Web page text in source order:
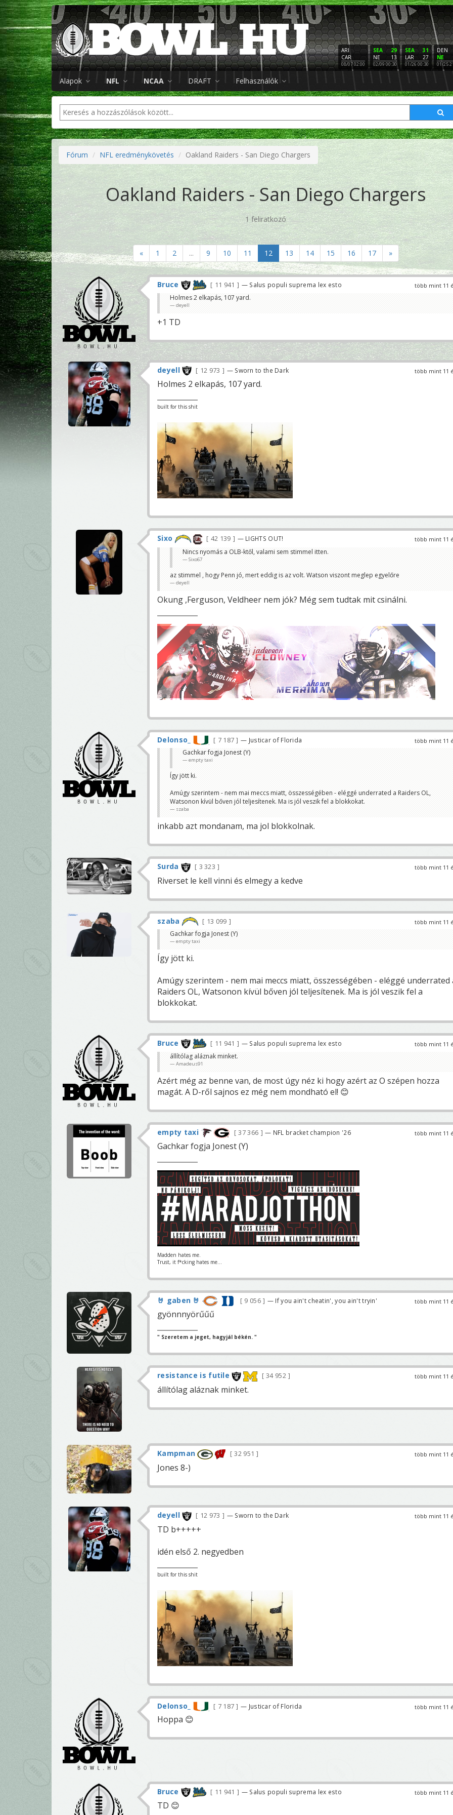
ARI
CAR
08/07 02:00
29
SEA
13
NE
02/09 00:30
31
SEA
27
LAR
01/26 00:30
DEN
NE
01/25
Alapok NFL NCAA DRAFT Felhasználók
Fórum NFL eredménykövetés Oakland Raiders - San Diego Chargers
Oakland Raiders - San Diego Chargers
1 feliratkozó
« 1 2 ... 9 10 11 12 13 14 15 16 17 »
több mint 11
Bruce 11 941 — Salus populi suprema lex esto
Holmes 2 elkapás, 107 yard.
deyell
+1 TD
több mint 11
deyell 12 973 — Sworn to the Dark
Holmes 2 elkapás, 107 yard.
built for this shit
több mint 11
Sixo 42 139 — LIGHTS OUT!
Nincs nyomás a OLB-ktől, valami sem stimmel itten.
Sixo67
az stimmel , hogy Penn jó, mert eddig is az volt. Watson viszont meglep egyelőre
deyell
Okung ,Ferguson, Veldheer nem jók? Még sem tudtak mit csinálni.
több mint 11
Delonso_ 7 187 — Justicar of Florida
Gachkar fogja Jonest (Y)
empty taxi
Így jött ki.
Amúgy szerintem - nem mai meccs miatt, összességében - eléggé underrated a Raiders OL,
Watsonon kívül bőven jól teljesítenek. Ma is jól veszik fel a blokkokat.
szaba
inkabb azt mondanam, ma jol blokkolnak.
több mint 11
Surda 3 323
Riverset le kell vinni és elmegy a kedve
több mint 11
szaba
13 099
Gachkar fogja Jonest (Y)
empty taxi
Így jött ki.
Amúgy szerintem - nem mai meccs miatt, összességében - eléggé underrated
Raiders OL, Watsonon kívül bőven jól teljesítenek. Ma is jól veszik fel a
blokkokat.
több mint 11
Bruce 11 941 — Salus populi suprema lex esto
állítólag aláznak minket.
Amadeus91
Azért még az benne van, de most úgy néz ki hogy azért az O szépen hozza
magát. A D-ről sajnos ez még nem mondható el! 😊
több mint 11
empty taxi 37 366 — NFL bracket champion '26
Gachkar fogja Jonest (Y)
Madden hates me.
Trust, it f*cking hates me...
több mint 11
🤘 gaben 🤘 9 056 — If you ain't cheatin', you ain't tryin'
gyönnnyörűűű
" Szeretem a jeget, hagyjál békén. "
több mint 11
resistance is futile 34 952
állítólag aláznak minket.
több mint 11
Kampman 32 951
Jones 8-)
több mint 11
deyell 12 973 — Sworn to the Dark
TD b+++++
idén első 2. negyedben
built for this shit
több mint 11
Delonso_ 7 187 — Justicar of Florida
Hoppa 😊
több mint 11
Bruce 11 941 — Salus populi suprema lex esto
TD 😊